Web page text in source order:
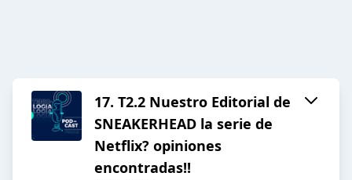
17. T2.2 Nuestro Editorial de
SNEAKERHEAD la serie de
Netflix? opiniones
encontradas!!